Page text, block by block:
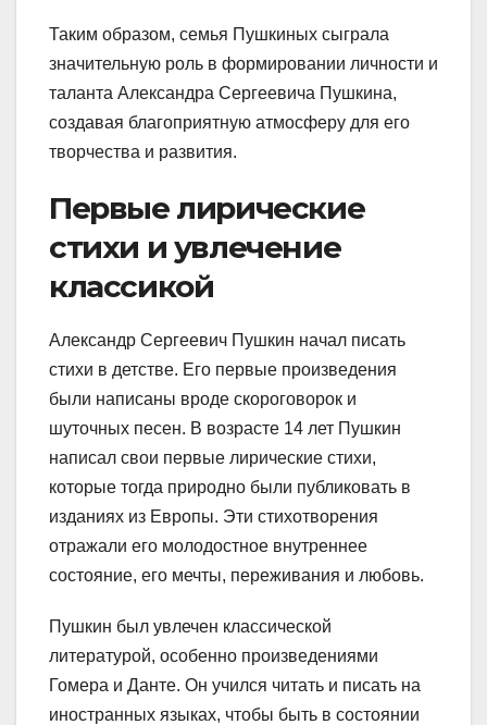
Таким образом, семья Пушкиных сыграла
значительную роль в формировании личности и
таланта Александра Сергеевича Пушкина,
создавая благоприятную атмосферу для его
творчества и развития.
Первые лирические
стихи и увлечение
классикой
Александр Сергеевич Пушкин начал писать
стихи в детстве. Его первые произведения
были написаны вроде скороговорок и
шуточных песен. В возрасте 14 лет Пушкин
написал свои первые лирические стихи,
которые тогда природно были публиковать в
изданиях из Европы. Эти стихотворения
отражали его молодостное внутреннее
состояние, его мечты, переживания и любовь.
Пушкин был увлечен классической
литературой, особенно произведениями
Гомера и Данте. Он учился читать и писать на
иностранных языках, чтобы быть в состоянии